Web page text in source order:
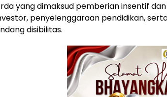
yang dimaksud pemberian insentif
penyelenggaraan pendidikan,
disibilitas.